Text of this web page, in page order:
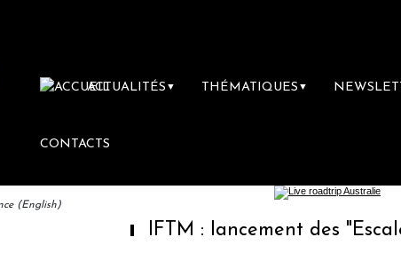
ACTUALITÉS ▼ THÉMATIQUES ▼
CONTACTS
(English)
IFTM : lancement des "Escales